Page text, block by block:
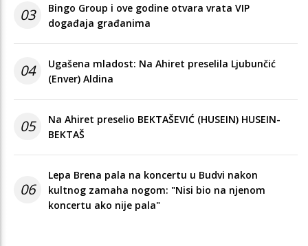
03
Bingo Group i ove godine otvara vrata VIP
događaja građanima
04
Ugašena mladost: Na Ahiret preselila Ljubunčić
(Enver) Aldina
05
Na Ahiret preselio BEKTAŠEVIĆ (HUSEIN) HUSEIN-
BEKTAŠ
06
Lepa Brena pala na koncertu u Budvi nakon
kultnog zamaha nogom: "Nisi bio na njenom
koncertu ako nije pala"